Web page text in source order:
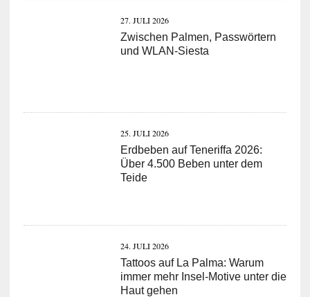
27. JULI 2026
Zwischen Palmen, Passwörtern
und WLAN-Siesta
25. JULI 2026
Erdbeben auf Teneriffa 2026:
Über 4.500 Beben unter dem
Teide
24. JULI 2026
Tattoos auf La Palma: Warum
immer mehr Insel-Motive unter die
Haut gehen